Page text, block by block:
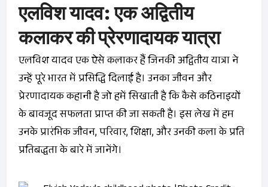
एलविश यादव: एक अद्वितीय
कलाकर की प्रेरणादायक यात्रा
एलविश यादव एक ऐसे कलाकर हैं जिनकी अद्वितीय यात्रा ने
उन्हें पूरे भारत में प्रसिद्धि दिलाई है। उनका जीवन और
प्रेरणादायक कहानी है जो हमें सिखाती है कि कैसे कठिनाइयों
के बावजूद सफलता प्राप्त की जा सकती है। इस लेख में हम
उनके प्रारंभिक जीवन, परिवार, शिक्षा, और उनकी कला के प्रति
प्रतिबद्धता के बारे में जानेंगे।